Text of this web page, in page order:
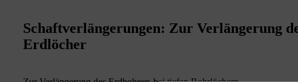
Schaftverlängerungen: Zur Verlängerung
Erdlöcher